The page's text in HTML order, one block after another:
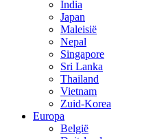
India
Japan
Maleisië
Nepal
Singapore
Sri Lanka
Thailand
Vietnam
Zuid-Korea
Europa
België